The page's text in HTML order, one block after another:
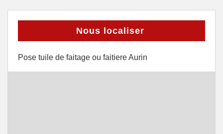
Nous localiser
Pose tuile de faitage ou faitiere Aurin